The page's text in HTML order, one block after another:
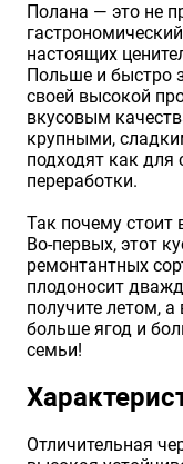
Зелень и
Полана — это не
настоящих
Польше и быстро
своей высокой
вкусовым
крупными,
подходят как для
переработки.
Так почему
Во-первых, этот
ремонтантных
плодоносит
получите летом,
больше ягод и
семьи!
Отличительная